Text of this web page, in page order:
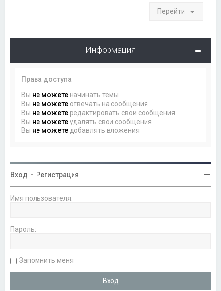
Перейти
Информация
Права доступа
Вы не можете начинать темы
Вы не можете отвечать на сообщения
Вы не можете редактировать свои сообщения
Вы не можетеудалять свои сообщения
Вы не можете добавлять вложения
Вход • Регистрация
Имя пользователя:
Пароль:
Запомнить меня